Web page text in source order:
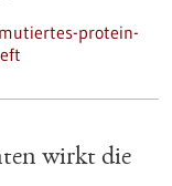
protein-
wirkt die